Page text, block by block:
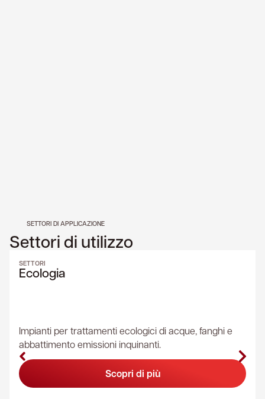
SETTORI DI APPLICAZIONE
Settori di utilizzo
SETTORI
Ecologia
Impianti per trattamenti ecologici di acque, fanghi e
abbattimento emissioni inquinanti.
Scopri di più